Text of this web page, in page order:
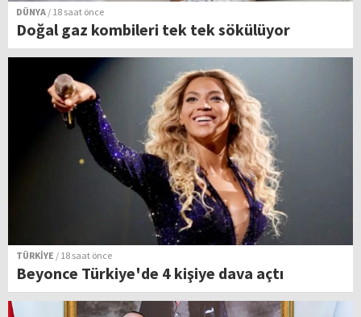
DÜNYA / 18 saat önce
Doğal gaz kombileri tek tek sökülüyor
TÜRKİYE / 18 saat önce
Beyonce Türkiye'de 4 kişiye dava açtı